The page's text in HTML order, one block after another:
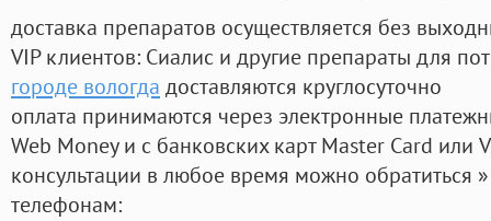
доставка препаратов осуществляется без
VIP клиентов: Сиалис и другие препараты для
городе вологда доставляются круглосуточно
оплата принимаются через электронные
Web Money и с банковских карт Master Card или
консультации в любое время можно обратиться
телефонам: